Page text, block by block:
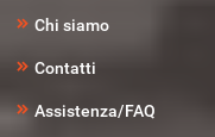
Chi siamo
Contatti
Assistenza/FAQ